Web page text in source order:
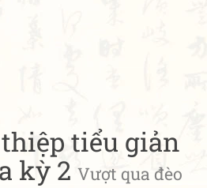
tiểu giản
kỳ 2 Vượt qua đèo